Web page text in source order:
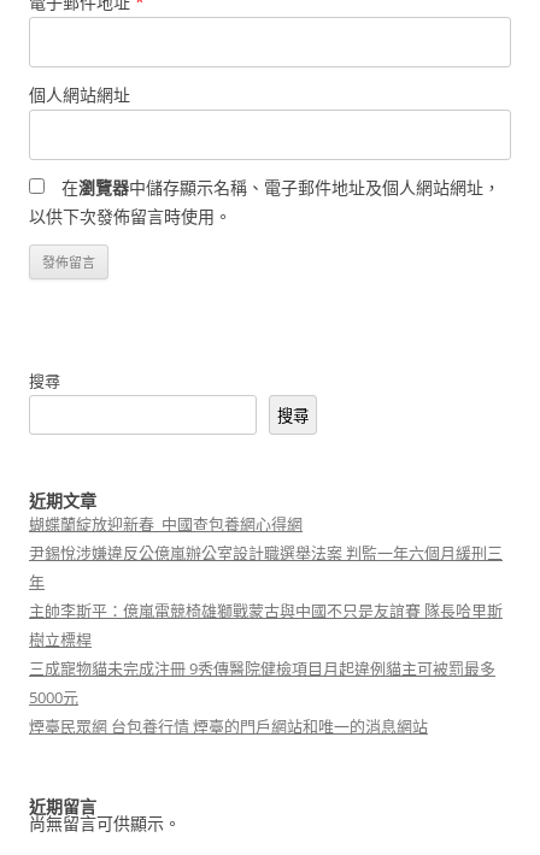
個人網站網址
在瀏覽器中儲存顯示名稱、電子郵件地址及個人網站網址，
以供下次發佈留言時使用。
搜尋
搜尋
近期文章
蝴蝶蘭綻放迎新春_中國查包養網心得網
尹錫悅涉嫌違反公億嵐辦公室設計職選舉法案 判監一年六個月緩刑三
年
主帥李斯平：億嵐電競椅雄獅戰蒙古與中國不只是友誼賽 隊長哈里斯
樹立標桿
三成寵物貓未完成注冊 9秀傳醫院健檢項目月起違例貓主可被罰最多
5000元
煙臺民眾網 台包養行情 煙臺的門戶網站和唯一的消息網站
近期留言
尚無留言可供顯示。